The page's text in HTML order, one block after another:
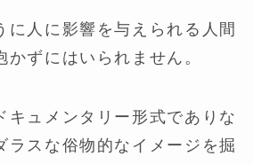
に人に影響を与えられる人間
かずにはいられません。
キュメンタリー形式でありな
ラスな俗物的なイメージを掘